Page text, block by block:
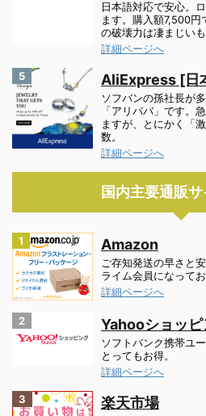
日本語対応で安心。
ます。購入額7,500円
の破壊力は凄まじいも
詳細ページへ
5 AliExpress [日
ソフバンの孫社長が
「アリババ」です。
ますが、とにかく「
数。
詳細ページへ
国内主要通販
1 Amazon
ご存知発送の早さと
ライム会員になって
詳細ページへ
2 Yahooショッピ
ソフトバンク携帯ユ
とってもお得。
詳細ページへ
3 楽天市場